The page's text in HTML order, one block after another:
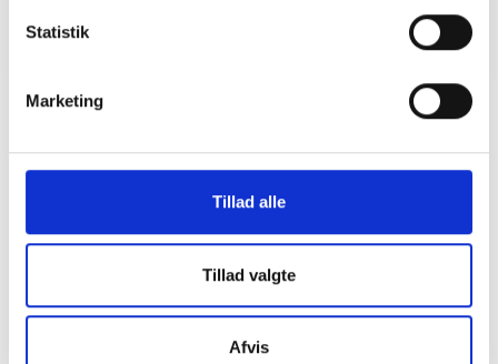
Statistik
Marketing
Tillad alle
Tillad valgte
Afvis
Invitation er sendt til alle